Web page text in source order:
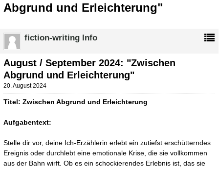
Abgrund und Erleichterung"
fiction-writing Info
August / September 2024: "Zwischen
Abgrund und Erleichterung"
20. August 2024
Titel: Zwischen Abgrund und Erleichterung
Aufgabentext:
Stelle dir vor, deine Ich-Erzählerin erlebt ein zutiefst erschütterndes
Ereignis oder durchlebt eine emotionale Krise, die sie vollkommen
aus der Bahn wirft. Ob es ein schockierendes Erlebnis ist, das sie